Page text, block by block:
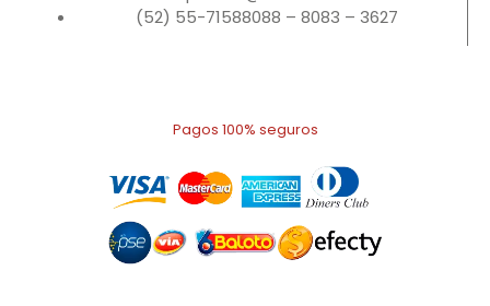
(52) 55-71588088 – 8083 – 3627
Pagos 100% seguros